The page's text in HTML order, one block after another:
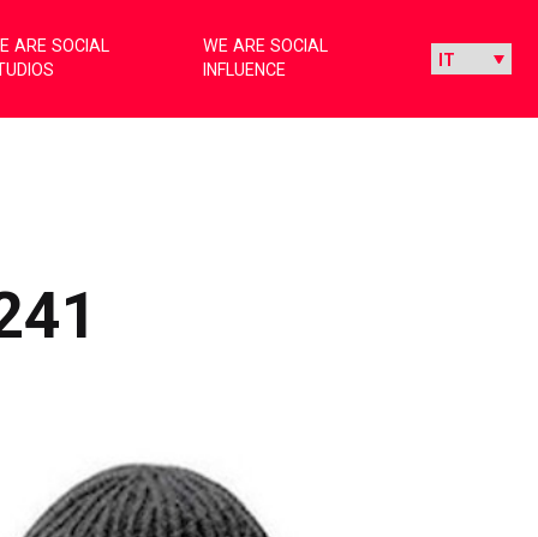
ARE SOCIAL
WE ARE SOCIAL
INFLUENCE